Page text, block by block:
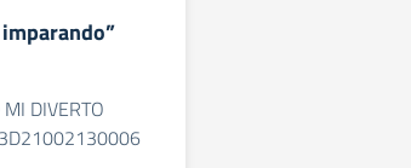
DIVERTO